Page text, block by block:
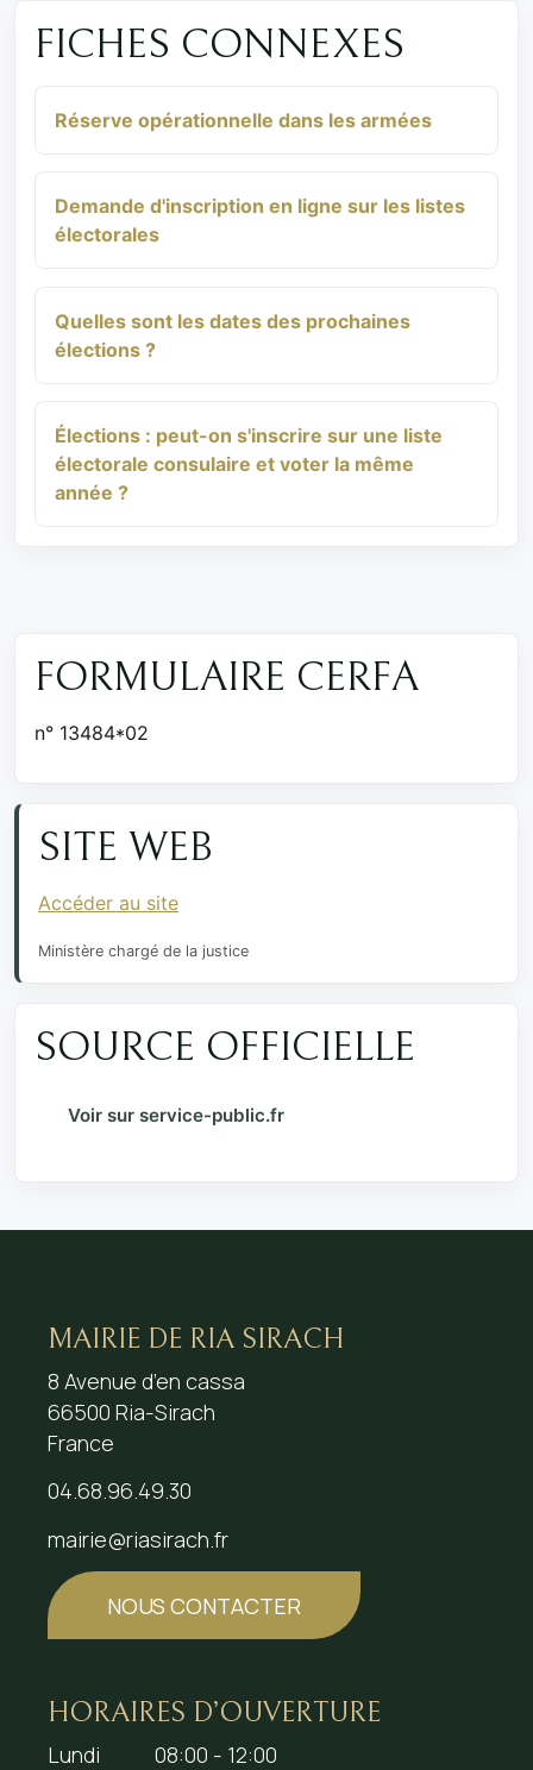
FICHES CONNEXES
Réserve opérationnelle dans les armées
Demande d'inscription en ligne sur les listes
électorales
Quelles sont les dates des prochaines
élections ?
Élections : peut-on s'inscrire sur une liste
électorale consulaire et voter la même
année ?
FORMULAIRE CERFA
n° 13484*02
SITE WEB
Accéder au site
Ministère chargé de la justice
SOURCE OFFICIELLE
Voir sur service-public.fr
MAIRIE DE RIA SIRACH
8 Avenue d’en cassa
66500 Ria-Sirach
France
04.68.96.49.30
mairie@riasirach.fr
NOUS CONTACTER
HORAIRES D’OUVERTURE
Lundi
08:00 - 12:00